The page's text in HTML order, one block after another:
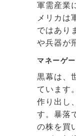
軍需産業
メリカは
ではあり
や兵器が
マネーゲ
黒幕は、
ています
作り出し
す。暴落
の株を買